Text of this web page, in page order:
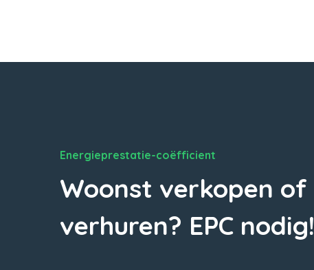
Energieprestatie-coëfficient
Woonst verkopen of
verhuren? EPC nodig!